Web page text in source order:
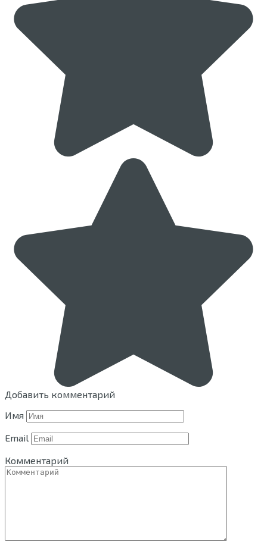
Добавить комментарий
Имя
Email
Комментарий